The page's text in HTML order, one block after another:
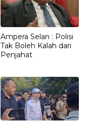
Ampera Selan : Polisi
Tak Boleh Kalah dari
Penjahat